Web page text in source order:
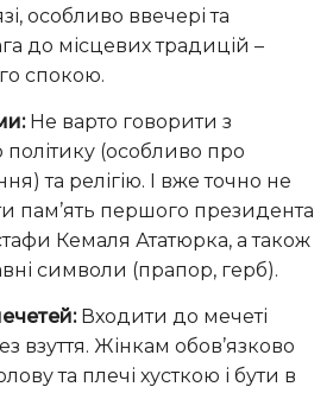
особливо ввечері та
до місцевих традицій –
спокою.
Не варто говорити з
(особливо про
та релігію. І вже точно не
пам’ять першого президента
Кемаля Ататюрка, а також
символи (прапор, герб).
Входити до мечеті
взуття. Жінкам обов’язково
та плечі хусткою і бути в